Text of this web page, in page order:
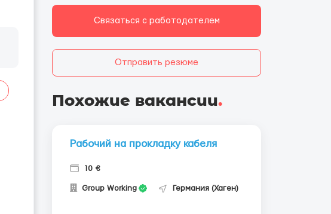
Связаться с работодателем
Отправить резюме
Похожие вакансии.
Рабочий на прокладку кабеля
10 €
Group Working Германия (Хаген)